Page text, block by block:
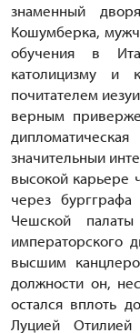
знаменный
Кошумберка,
обучения в
католицизму и
почитателем
верным
значительныи
высокой карьере
через
Чешской
императорского
высшим
должности он,
остался вплоть
Луцией